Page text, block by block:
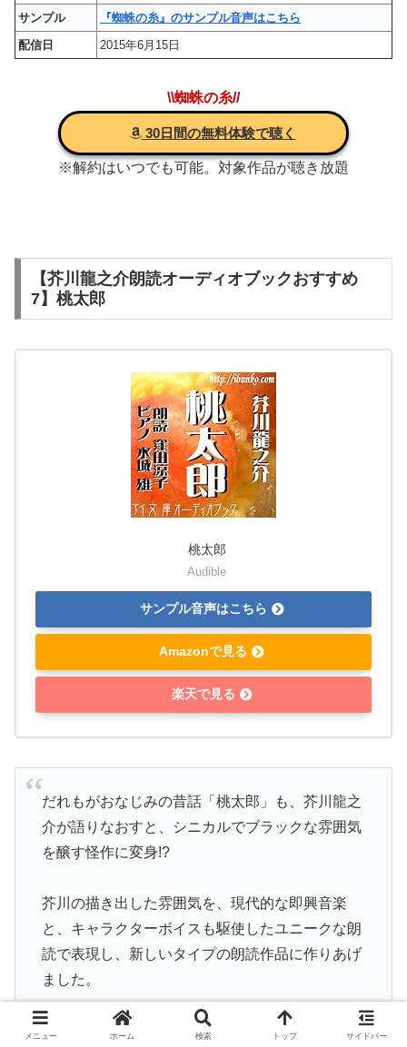
サンプル
『蜘蛛の糸』のサンプル音声はこちら
配信日
2015年6月15日
\\蜘蛛の糸//
30日間の無料体験で聴く
※解約はいつでも可能。対象作品が聴き放題
【芥川龍之介朗読オーディオブックおすすめ
7】桃太郎
桃太郎
Audible
サンプル音声はこちら
Amazonで見る
楽天で見る
だれもがおなじみの昔話「桃太郎」も、芥川龍之
介が語りなおすと、シニカルでブラックな雰囲気
を醸す怪作に変身!?
芥川の描き出した雰囲気を、現代的な即興音楽
と、キャラクターボイスも駆使したユニークな朗
読で表現し、新しいタイプの朗読作品に作りあげ
ました。
現代朗読の世界をお楽しみください!-amazonより
メニュー ホーム 検索 トップ サイドバー